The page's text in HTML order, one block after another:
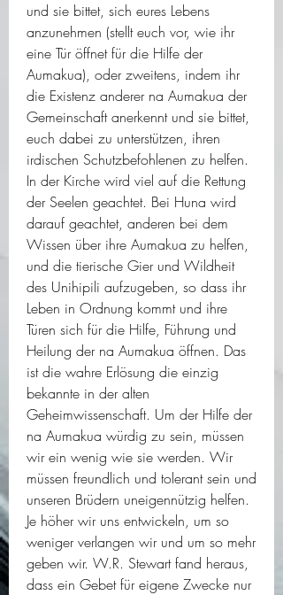
und sie bittet, sich eures Lebens
anzunehmen (stellt euch vor, wie ihr
eine Tür öffnet für die Hilfe der
Aumakua), oder zweitens, indem ihr
die Existenz anderer na Aumakua der
Gemeinschaft anerkennt und sie bittet,
euch dabei zu unterstützen, ihren
irdischen Schutzbefohlenen zu helfen.
In der Kirche wird viel auf die Rettung
der Seelen geachtet. Bei Huna wird
darauf geachtet, anderen bei dem
Wissen über ihre Aumakua zu helfen,
und die tierische Gier und Wildheit
des Unihipili aufzugeben, so dass ihr
Leben in Ordnung kommt und ihre
Türen sich für die Hilfe, Führung und
Heilung der na Aumakua öffnen. Das
ist die wahre Erlösung die einzig
bekannte in der alten
Geheimwissenschaft. Um der Hilfe der
na Aumakua würdig zu sein, müssen
wir ein wenig wie sie werden. Wir
müssen freundlich und tolerant sein und
unseren Brüdern uneigennützig helfen.
Je höher wir uns entwickeln, um so
weniger verlangen wir und um so mehr
geben wir. W.R. Stewart fand heraus,
dass ein Gebet für eigene Zwecke nur